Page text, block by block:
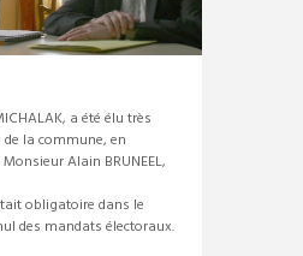
a été élu très
la commune, en
Alain BRUNEEL,
obligatoire dans le
des mandats électoraux.